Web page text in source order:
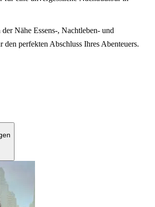
Nähe Essens-, Nachtleben- und
den perfekten Abschluss Ihres Abenteuers.